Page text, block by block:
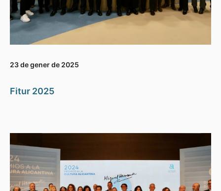
23 de gener de 2025
Fitur 2025